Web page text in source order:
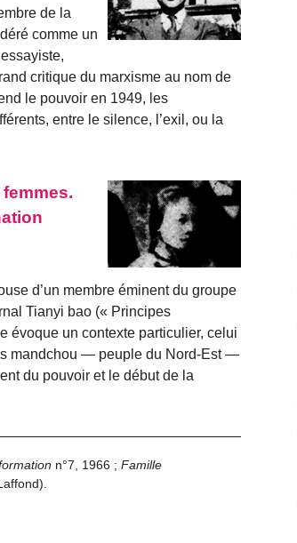
de la
comme un
critique du marxisme au nom de
le pouvoir en 1949, les
entre le silence, l’exil, ou la
d’un membre éminent du groupe
Tianyi bao (« Principes
évoque un contexte particulier, celui
mandchou — peuple du Nord-Est —
du pouvoir et le début de la
n°7, 1966 ; Famille